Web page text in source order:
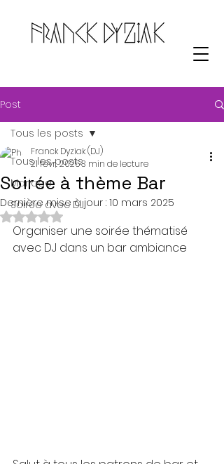
Post
Tous les posts
Mariage
Soirée avec DJ
Tous les posts
Soirée à thème Bar
Franck Dyziak (DJ)
21 févr. 20253 min de lecture
Dernière mise à jour : 10 mars 2025
Noté NaN étoiles sur 5.
Organiser une soirée thématisé
avec DJ dans un bar ambiance